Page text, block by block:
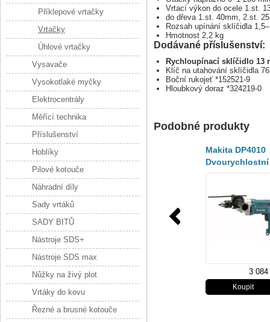
Vrtací výkon do ocele 1.st.
do dřeva 1.st. 40mm, 2.st.
Rozsah upínání sklíčidla
Hmotnost 2,2 kg
Dodávané příslušenství:
Rychloupínací sklíčidlo 13
Klíč na utahování sklíčidla
Boční rukojeť *152521-9
Hloubkový doraz *324219-0
Podobné produkty
Makita DP4010
Dvourychlostní
vrtačka
3
Příklepové vrtačky
Vrtačky
Úhlové vrtačky
Vysavače
Vysokotlaké myčky
Elektrocentrály
Měřící technika
Příslušenství
Hoblíky
Pilové kotouče
Náhradní díly
Sady vrtáků
SADY BITŮ
Nástroje SDS+
Nástroje SDS max
Nůžky na živý plot
Vrtáky do kovu
Řezné a brusné kotouče